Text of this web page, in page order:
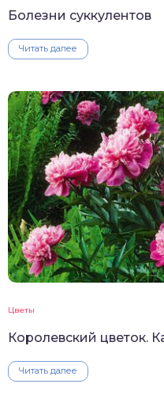
Болезни суккулентов
Читать далее
Цветы
Королевский цветок.
Читать далее